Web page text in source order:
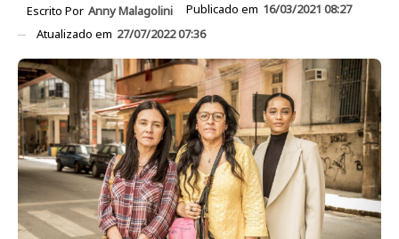
Escrito Por Anny Malagolini Publicado em 16/03/2021 08:27
Atualizado em 27/07/2022 07:36